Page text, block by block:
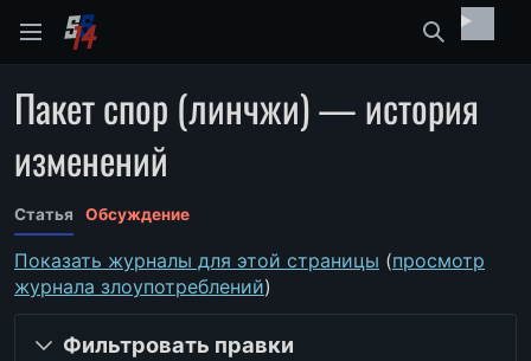
Найти
Пакет спор (линчжи) — история
изменений
Статья Обсуждение
Показать журналы для этой страницы (просмотр
журнала злоупотреблений)
Фильтровать правки